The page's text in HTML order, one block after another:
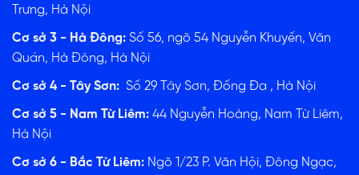
Trưng, Hà Nội
Cơ sở 3 - Hà Đông: Số 56, ngõ 54 Nguyễn Khuyến, Văn
Quán, Hà Đông, Hà Nội
Cơ sở 4 - Tây Sơn: Số 29 Tây Sơn, Đống Đa , Hà Nội
Cơ sở 5 - Nam Từ Liêm: 44 Nguyễn Hoàng, Nam Từ Liêm,
Hà Nội
Cơ sở 6 - Bắc Từ Liêm: Ngõ 1/23 P. Văn Hội, Đông Ngạc,
ĐĂNG KÝ TƯ VẤN